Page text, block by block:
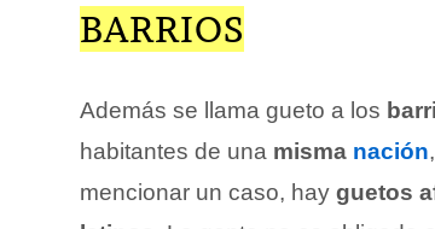
BARRIOS
Además se llama gueto a los
habitantes de una misma nación,
mencionar un caso, hay guetos